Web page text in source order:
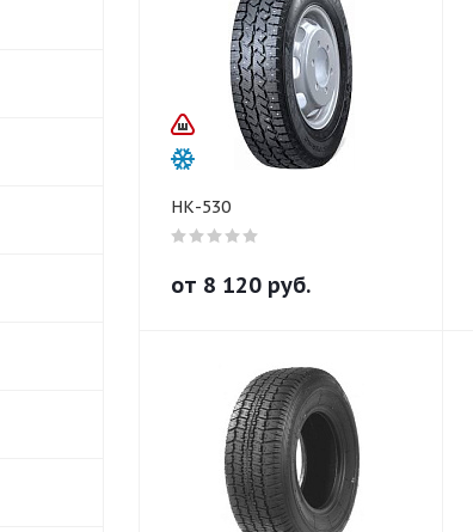
НК-530
от 8 120 руб.